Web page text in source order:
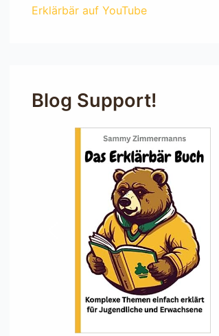
Erklärbär auf YouTube
Blog Support!